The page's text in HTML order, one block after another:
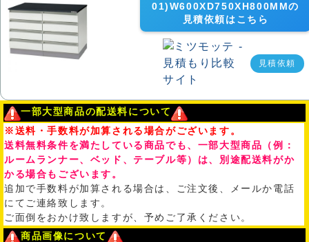
01)W600XD750XH800MMの
見積依頼はこちら
見積依頼
一部大型商品の配送料について
※送料・手数料が加算される場合がございます。
送料無料条件を満たしている商品でも、一部大型商品（例：
ルームランナー、ベッド、テーブル等）は、別途配送料がか
かる場合もございます。
追加で手数料が加算される場合は、ご注文後、メールか電話
にてご連絡致します。
ご面倒をおかけ致しますが、予めご了承ください。
商品画像について